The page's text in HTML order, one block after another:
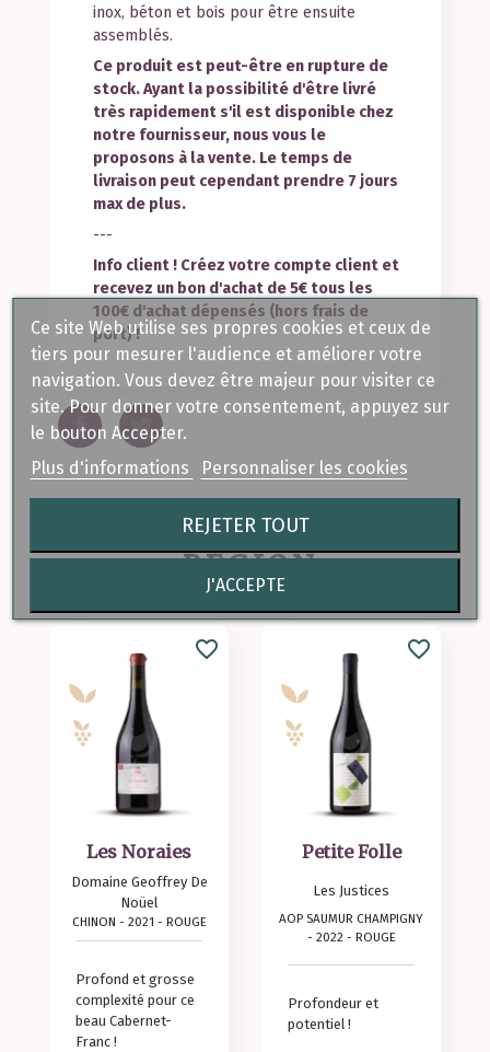
inox, béton et bois pour être ensuite
assemblés.
Ce produit est peut-être en rupture de
stock. Ayant la possibilité d'être livré
très rapidement s'il est disponible chez
notre fournisseur, nous vous le
proposons à la vente. Le temps de
livraison peut cependant prendre 7 jours
max de plus.
---
Info client ! Créez votre compte client et
recevez un bon d'achat de 5€ tous les
100€ d'achat dépensés (hors frais de
port) !
VIN DE LA MÊME
RÉGION
Les Noraies
Domaine Geoffrey De
Noüel
CHINON - 2021 - ROUGE
Profond et grosse
complexité pour ce
beau Cabernet-
Franc !
favorite_border
Petite Folle
Les Justices
AOP SAUMUR CHAMPIGNY
- 2022 - ROUGE
Profondeur et
potentiel !
favorite_border
Ce site Web utilise ses propres cookies et ceux de
tiers pour mesurer l'audience et améliorer votre
navigation. Vous devez être majeur pour visiter ce
site. Pour donner votre consentement, appuyez sur
le bouton Accepter.
Plus d'informations
Personnaliser les cookies
REJETER TOUT
J'ACCEPTE